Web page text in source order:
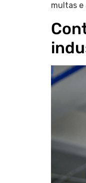
multas e